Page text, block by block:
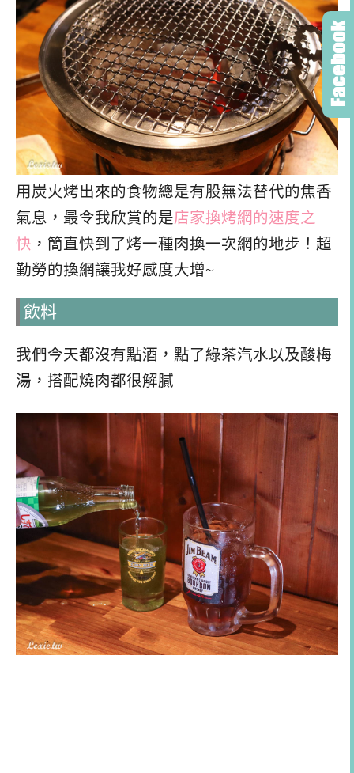
用炭火烤出來的食物總是有股無法替代的焦香
氣息，最令我欣賞的是店家換烤網的速度之
快 ，簡直快到了烤一種肉換一次網的地步！超
勤勞的換網讓我好感度大增~
飲料
我們今天都沒有點酒，點了綠茶汽水以及酸梅
湯，搭配燒肉都很解膩